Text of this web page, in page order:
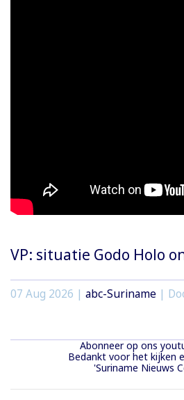
VP: situatie Godo Holo
07 Aug 2026 | abc-Suriname |
Abonneer op ons
Bedankt voor het kijken
'Suriname Nieuws